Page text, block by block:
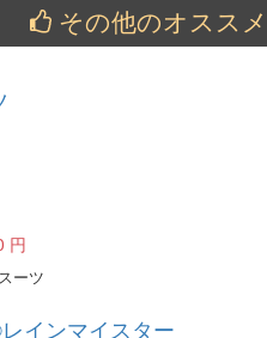
その他のオスス
円
ーツ
インマイスター